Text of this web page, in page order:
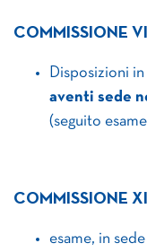
COMMISSIONE
Disposizioni
aventi sede
(seguito
COMMISSIONE
esame, in